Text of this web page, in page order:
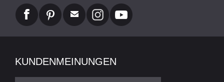
KUNDENMEINUNGEN